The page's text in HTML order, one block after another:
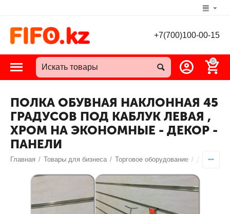
+7(700)100-00-15
0
ПОЛКА ОБУВНАЯ НАКЛОННАЯ 45
ГРАДУСОВ ПОД КАБЛУК ЛЕВАЯ ,
ХРОМ НА ЭКОНОМНЫЕ - ДЕКОР -
ПАНЕЛИ
Главная / Товары для бизнеса / Торговое оборудование / Декор